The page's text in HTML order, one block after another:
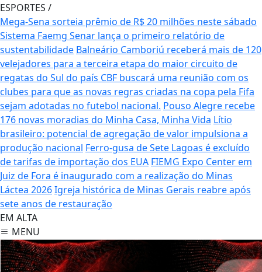
ESPORTES /
Mega-Sena sorteia prêmio de R$ 20 milhões neste sábado
Sistema Faemg Senar lança o primeiro relatório de
sustentabilidade Balneário Camboriú receberá mais de 120
velejadores para a terceira etapa do maior circuito de
regatas do Sul do país CBF buscará uma reunião com os
clubes para que as novas regras criadas na copa pela Fifa
sejam adotadas no futebol nacional. Pouso Alegre recebe
176 novas moradias do Minha Casa, Minha Vida Lítio
brasileiro: potencial de agregação de valor impulsiona a
produção nacional Ferro-gusa de Sete Lagoas é excluído
de tarifas de importação dos EUA FIEMG Expo Center em
Juiz de Fora é inaugurado com a realização do Minas
Láctea 2026Igreja histórica de Minas Gerais reabre após
sete anos de restauração
EM ALTA
MENU